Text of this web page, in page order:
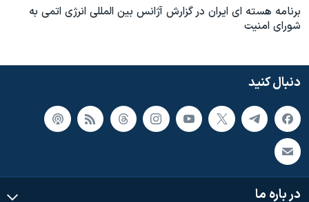
برنامه هسته ای ايران در گزارش آژانس بين المللی انرژی اتمی به
شورای امنيت
دنبال کنید
در باره ما